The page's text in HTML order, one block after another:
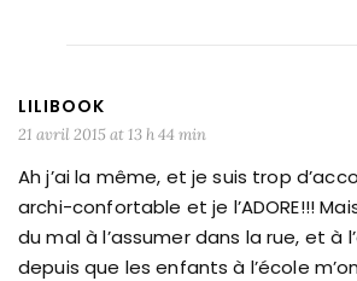
LILIBOOK
21 avril 2015 at 13 h 44 min
Ah j’ai la même, et je suis trop
archi-confortable et je l’ADORE!!!
du mal à l’assumer dans la rue, et à
depuis que les enfants à l’école